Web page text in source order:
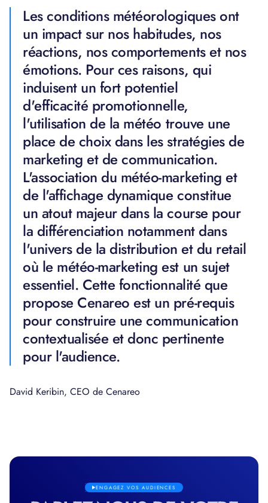
Les conditions météorologiques ont
un impact sur nos habitudes, nos
réactions, nos comportements et nos
émotions. Pour ces raisons, qui
induisent un fort potentiel
d'efficacité promotionnelle,
l'utilisation de la météo trouve une
place de choix dans les stratégies de
marketing et de communication.
L'association du météo-marketing et
de l'affichage dynamique constitue
un atout majeur dans la course pour
la différenciation notamment dans
l'univers de la distribution et du retail
où le météo-marketing est un sujet
essentiel. Cette fonctionnalité que
propose Cenareo est un pré-requis
pour construire une communication
contextualisée et donc pertinente
pour l'audience.
David Keribin, CEO de Cenareo
ENGAGEZ VOS AUDIENCES